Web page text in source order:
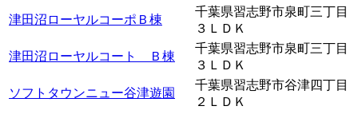
津田沼ローヤルコーポＢ棟
千葉県習志野市泉町三丁目
３ＬＤＫ
津田沼ローヤルコート Ｂ棟
千葉県習志野市泉町三丁目
３ＬＤＫ
ソフトタウンニュー谷津遊園
千葉県習志野市谷津四丁目
２ＬＤＫ